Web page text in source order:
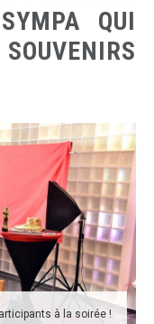
QUI
à la soirée !